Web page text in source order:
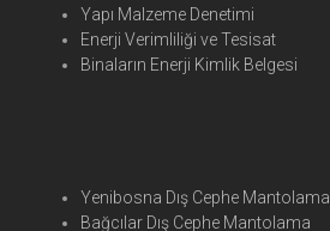
Yapı Malzeme Denetimi
Enerji Verimliliği ve Tesisat
Binaların Enerji Kimlik Belgesi
Yenibosna Dış Cephe Mantolama
Bağcılar Dış Cephe Mantolama